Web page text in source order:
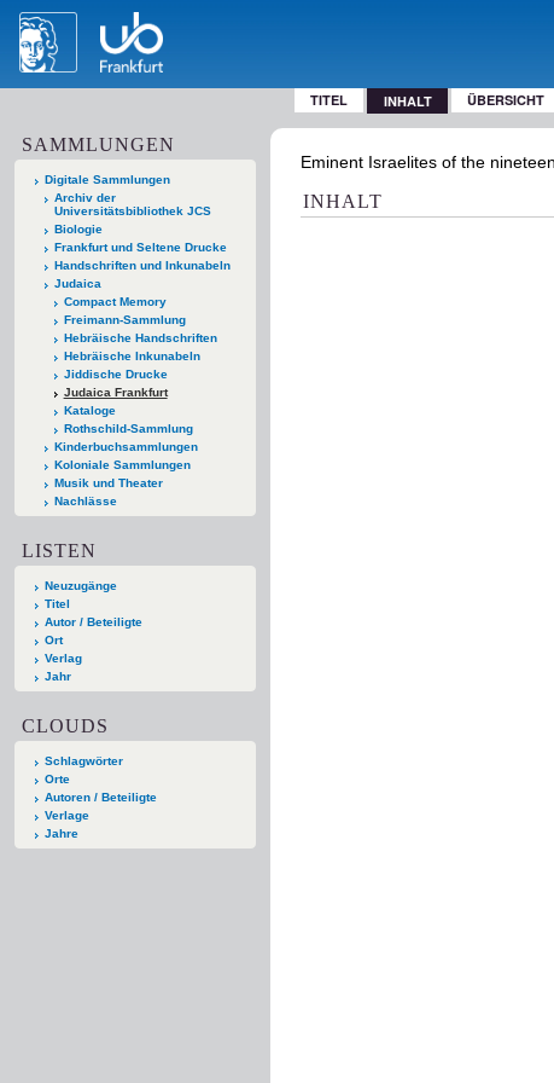
TITEL INHALT ÜBERSICHT
SAMMLUNGEN
Digitale Sammlungen
Archiv der
Universitätsbibliothek JCS
Biologie
Frankfurt und Seltene Drucke
Handschriften und Inkunabeln
Judaica
Compact Memory
Freimann-Sammlung
Hebräische Handschriften
Hebräische Inkunabeln
Jiddische Drucke
Judaica Frankfurt
Kataloge
Rothschild-Sammlung
Kinderbuchsammlungen
Koloniale Sammlungen
Musik und Theater
Nachlässe
LISTEN
Neuzugänge
Titel
Autor / Beteiligte
Ort
Verlag
Jahr
CLOUDS
Schlagwörter
Orte
Autoren / Beteiligte
Verlage
Jahre
Eminent Israelites of the
INHALT